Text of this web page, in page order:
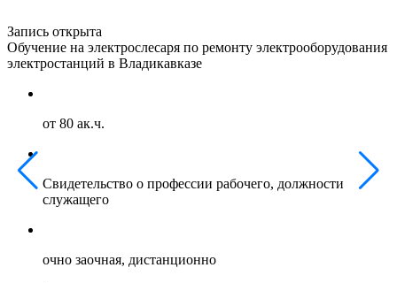
Запись открыта
Обучение на электрослесаря по ремонту электрооборудования
электростанций в Владикавказе
от 80 ак.ч.
Свидетельство о профессии рабочего, должности
служащего
очно заочная, дистанционно